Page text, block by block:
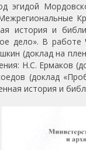
эгидой
история и
дело». В
(доклад на
Н.С. Ермаков
(доклад
история и